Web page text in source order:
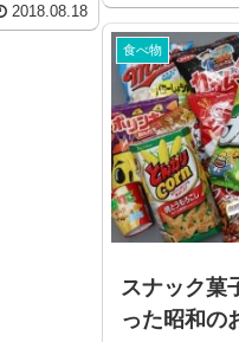
2018.08.18
食べ物
スナック菓
った昭和の